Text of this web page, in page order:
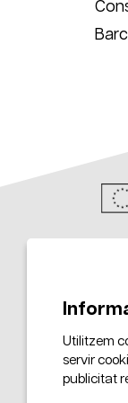
Utilitzem
servir
publicitat